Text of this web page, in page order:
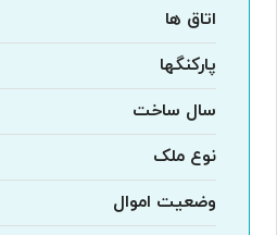
اتاق ها
پارکنگها
سال ساخت
نوع ملک
وضعیت اموال